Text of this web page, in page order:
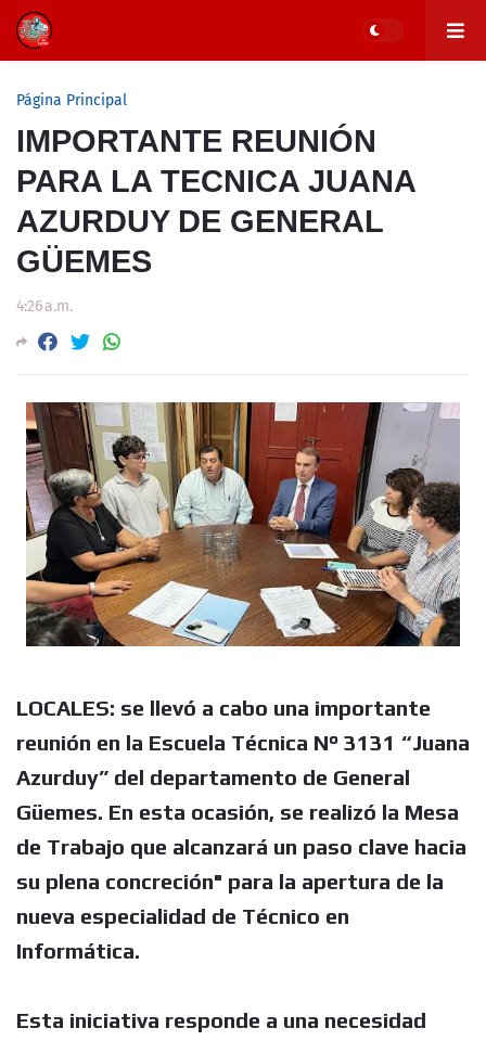
Página Principal
IMPORTANTE REUNIÓN
PARA LA TECNICA JUANA
AZURDUY DE GENERAL
GÜEMES
4:26 a.m.
LOCALES: se llevó a cabo una importante
reunión en la Escuela Técnica N° 3131 “Juana
Azurduy” del departamento de General
Güemes. En esta ocasión, se realizó la Mesa
de Trabajo que alcanzará un paso clave hacia
su plena concreción" para la apertura de la
nueva especialidad de Técnico en
Informática.
Esta iniciativa responde a una necesidad